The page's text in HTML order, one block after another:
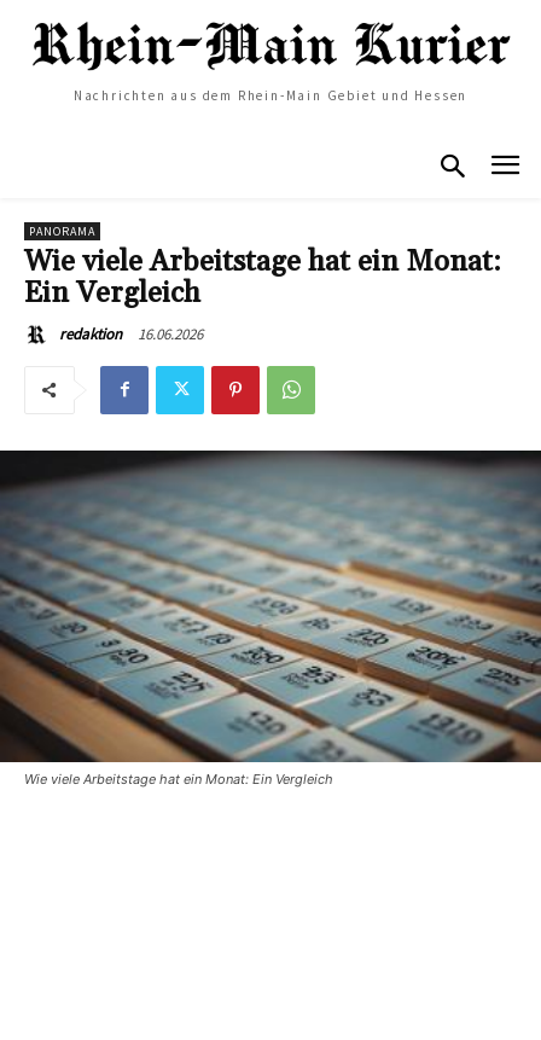
Nachrichten aus dem Rhein-Main Gebiet und Hessen
PANORAMA
Wie viele Arbeitstage hat ein Monat:
Ein Vergleich
redaktion 16.06.2026
Wie viele Arbeitstage hat ein Monat: Ein Vergleich